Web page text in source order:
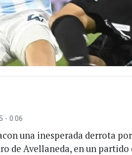
- 0:06
una inesperada derrota
de Avellaneda, en un partido